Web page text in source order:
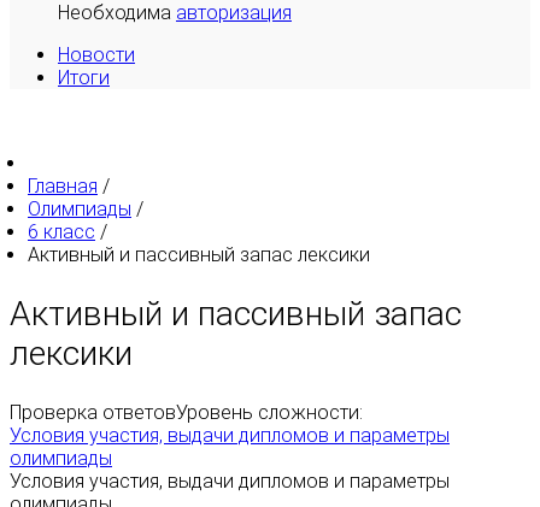
Необходима авторизация
Новости
Итоги
Главная /
Олимпиады /
6 класс /
Активный и пассивный запас лексики
Активный и пассивный запас
лексики
Проверка ответовУровень сложности:
Условия участия, выдачи дипломов и параметры
олимпиады
Условия участия, выдачи дипломов и параметры